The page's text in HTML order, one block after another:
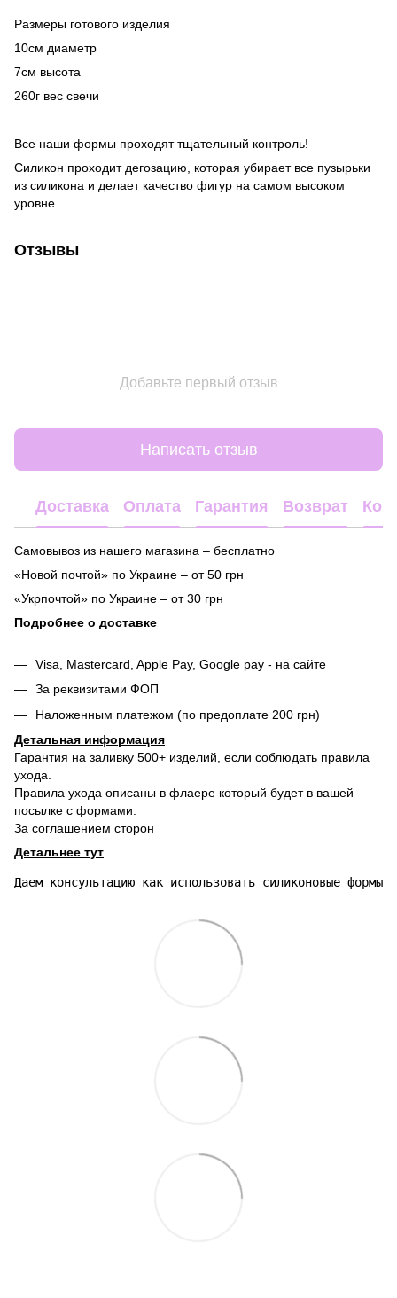
Размеры готового изделия
10см диаметр
7см высота
260г вес свечи
Все наши формы проходят тщательный контроль!
Силикон проходит дегозацию, которая убирает все пузырьки
из силикона и делает качество фигур на самом высоком
уровне.
Отзывы
Добавьте первый отзыв
Написать отзыв
Доставка Оплата Гарантия Возврат
Самовывоз из нашего магазина – бесплатно
«Новой почтой» по Украине – от 50 грн
«Укрпочтой» по Украине – от 30 грн
Подробнее о доставке
Visa, Mastercard, Apple Pay, Google pay - на сайте
За реквизитами ФОП
Наложенным платежом (по предоплате 200 грн)
Детальная информация
Гарантия на заливку 500+ изделий, если соблюдать правила
ухода.
Правила ухода описаны в флаере который будет в вашей
посылке с формами.
За соглашением сторон
Детальнее тут
Даем консультацию как использовать силиконовые формы